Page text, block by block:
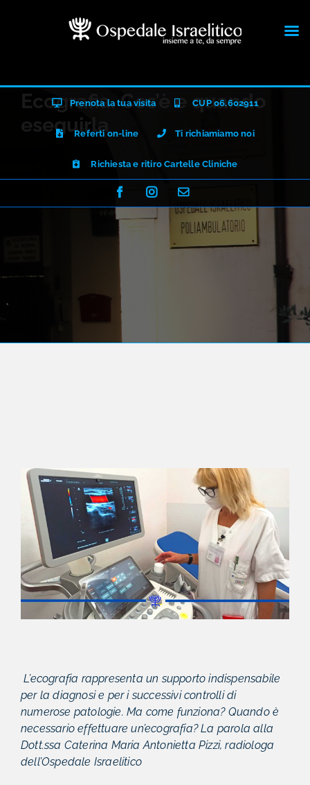
Salta
contenuto
Prenota la tua visita CUP 06.602911
Referti on-line Ti richiamiamo noi
Richiesta e ritiro Cartelle Cliniche
FacebookInstagramEmail
Ecografia. Cos’è e quando
eseguirla
L’ecografia rappresenta un supportoindispensabile
per la diagnosi e per i successivi controlli di
numerose patologie. Ma come funziona? Quando è
necessario effettuare un’ecografia? La parola alla
Dott.ssa Caterina Maria Antonietta Pizzi, radiologa
dell’Ospedale Israelitico